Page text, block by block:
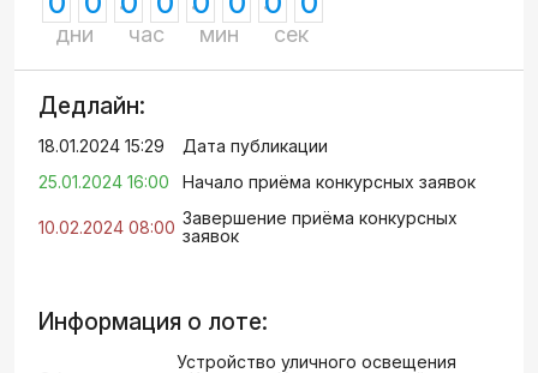
дни час мин сек
Дедлайн:
18.01.2024 15:29
Дата публикации
25.01.2024 16:00
Начало приёма конкурсных заявок
10.02.2024 08:00 Завершение приёма конкурсных
заявок
Информация о лоте:
Устройство уличного освещения